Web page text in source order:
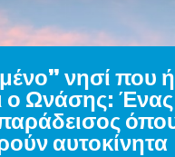
νησί που
ο Ωνάσης: Ένας
παράδεισος
αυτοκίνητα